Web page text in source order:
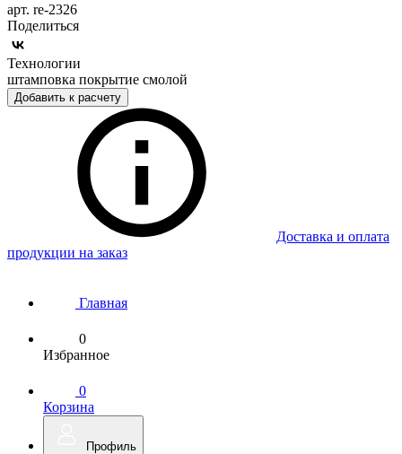
арт. re-2326
Поделиться
Технологии
штамповка покрытие смолой
Добавить к расчету
Доставка и оплата
продукции на заказ
Главная
0
Избранное
0
Корзина
Профиль